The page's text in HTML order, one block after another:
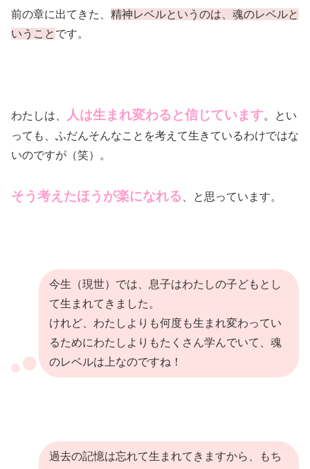
前の章に出てきた、 精神レベルというのは、魂のレベルと
いうこと です。
わたしは、 人は生まれ変わると信じています。とい
っても、ふだんそんなことを考えて生きているわけではな
いのですが（笑）。
そう考えたほうが楽になれる 、と思っています。
今生（現世）では、息子はわたしの子どもとし
て生まれてきました。
けれど、わたしよりも何度も生まれ変わってい
るためにわたしよりもたくさん学んでいて、魂
のレベルは上なのですね！
過去の記憶は忘れて生まれてきますから、もち